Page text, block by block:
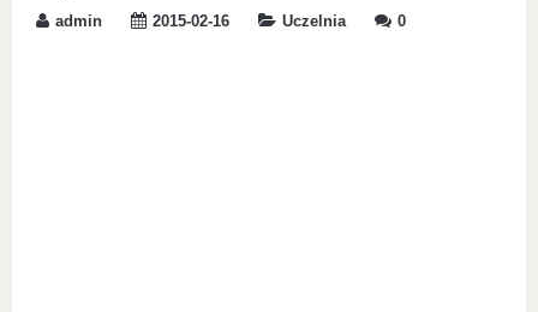
admin 2015-02-16 Uczelnia 0